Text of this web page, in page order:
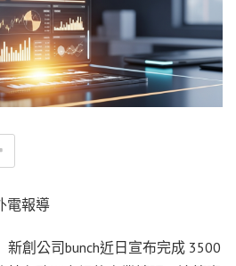
電報導
新創公司bunch近日宣布完成 3500